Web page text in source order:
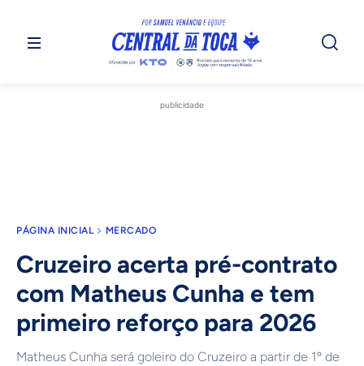
publicidade
PÁGINA INICIAL MERCADO
Cruzeiro acerta pré-contrato
com Matheus Cunha e tem
primeiro reforço para 2026
Matheus Cunha será goleiro do Cruzeiro a partir de 1º de